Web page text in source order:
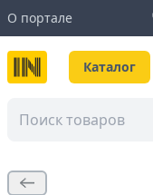
О портале
Каталог